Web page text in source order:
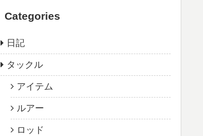
Categories
日記
タックル
アイテム
ルアー
ロッド